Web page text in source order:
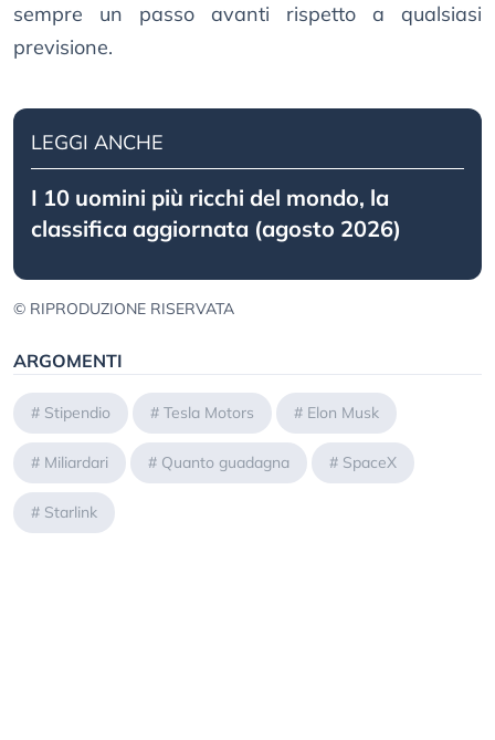
sempre un passo avanti rispetto a qualsiasi
previsione.
LEGGI ANCHE
I 10 uomini più ricchi del mondo, la
classifica aggiornata (agosto 2026)
© RIPRODUZIONE RISERVATA
ARGOMENTI
# Stipendio # Tesla Motors # Elon Musk
# Miliardari # Quanto guadagna # SpaceX
# Starlink